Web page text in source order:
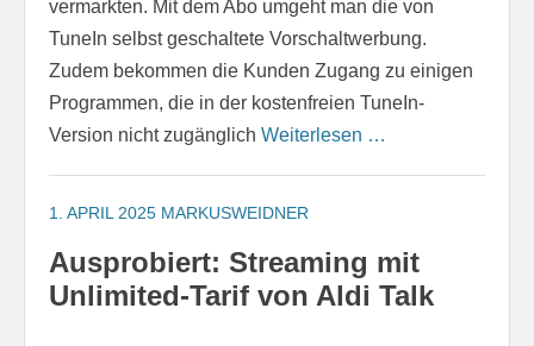
vermarkten. Mit dem Abo umgeht man die von
TuneIn selbst geschaltete Vorschaltwerbung.
Zudem bekommen die Kunden Zugang zu einigen
Programmen, die in der kostenfreien TuneIn-
Version nicht zugänglich Weiterlesen …
1. APRIL 2025 MARKUSWEIDNER
Ausprobiert: Streaming mit
Unlimited-Tarif von Aldi Talk